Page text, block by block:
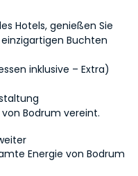
Hotels, genießen Sie
Buchten
inklusive – Extra)
Bodrum vereint.
Energie von Bodrum